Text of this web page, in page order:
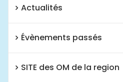
Actualités
Évènements passés
SITE des OM de la region